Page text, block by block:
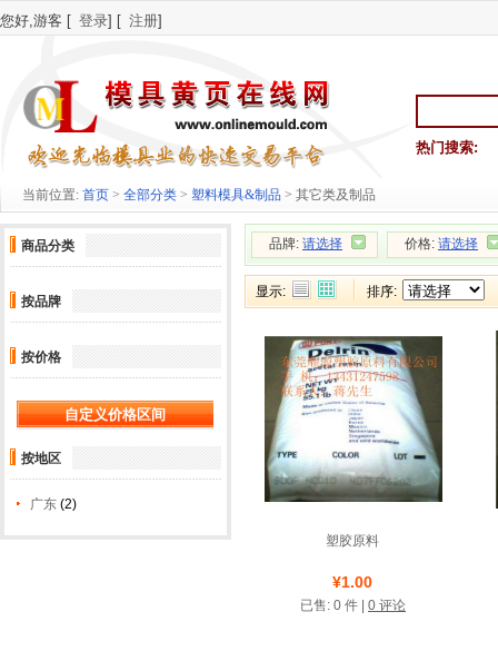
您好,游客 [ 登录] [ 注册]
热门搜索:
当前位置: 首页 > 全部分类 > 塑料模具&制品 > 其它类及制品
商品分类
按品牌
按价格
按地区
广东 (2)
品牌: 请选择 价格: 请选择
显示: 排序:
塑胶原料
店铺名称: 顺源塑胶原料
测试类店铺
¥1.00
已售: 0 件 | 0 评论